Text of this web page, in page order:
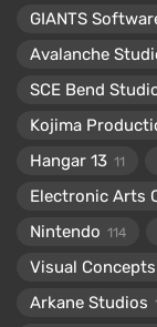
GIANTS
Avalanche
SCE Bend
Kojima
Hangar 13 11
Electronic Arts
Nintendo 114
Visual Concepts
Arkane Studios